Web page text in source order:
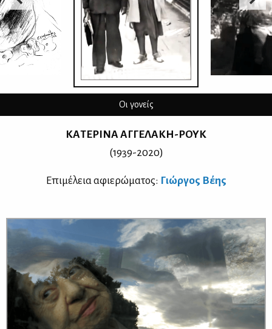
Οι γονείς
ΚΑ­ΤΕ­ΡΙ­ΝΑ ΑΓ­ΓΕ­ΛΑ­ΚΗ-ΡΟΥΚ
(1939-2020)
Επι­μέ­λεια αφιε­ρώ­μα­τος: Γιώρ­γος Βέ­ης